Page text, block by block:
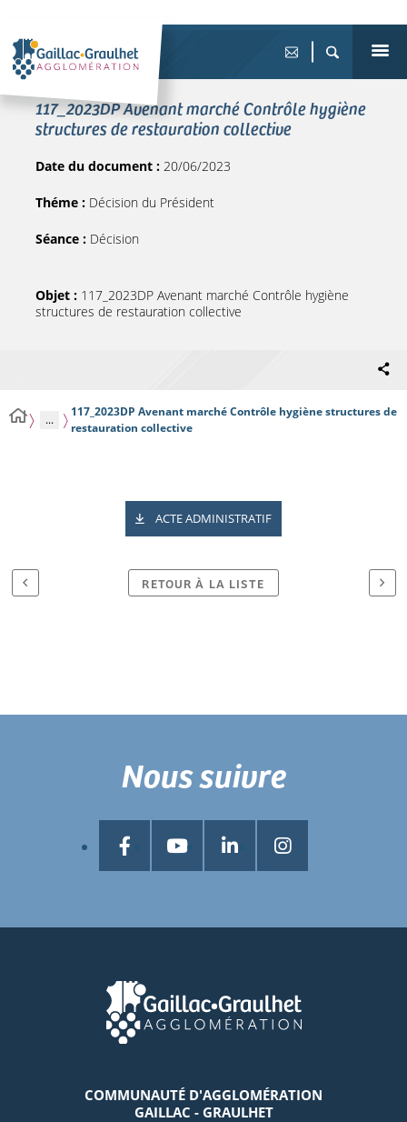
117_2023DP Avenant marché Contrôle hygiène
structures de restauration collective
Date du document : 20/06/2023
Théme : Décision du Président
Séance : Décision
Objet : 117_2023DP Avenant marché Contrôle hygiène
structures de restauration collective
...
117_2023DP Avenant marché Contrôle hygiène structures de
restauration collective
ACTE ADMINISTRATIF
RETOUR À LA LISTE
COMMUNAUTÉ D'AGGLOMÉRATION
GAILLAC - GRAULHET
Nous suivre